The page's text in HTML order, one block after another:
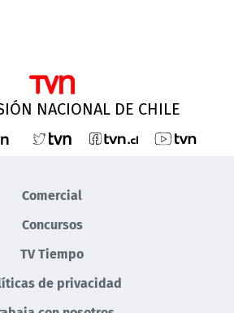
NACIONAL DE CHILE
Comercial
Concursos
TV Tiempo
de privacidad